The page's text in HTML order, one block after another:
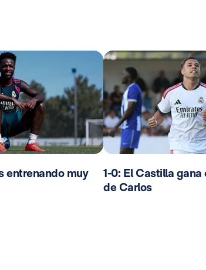
entrenando muy
1-0: El Castilla
de Carlos